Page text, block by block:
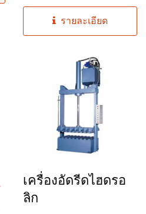
รายละเอียด
เครื่องอัดรีดไฮดรอ
ลิก